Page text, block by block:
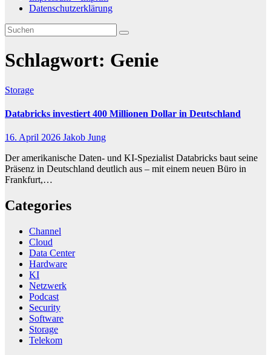
Datenschutzerklärung
Schlagwort: Genie
Storage
Databricks investiert 400 Millionen Dollar in Deutschland
16. April 2026 Jakob Jung
Der amerikanische Daten- und KI-Spezialist Databricks baut seine
Präsenz in Deutschland deutlich aus – mit einem neuen Büro in
Frankfurt,…
Categories
Channel
Cloud
Data Center
Hardware
KI
Netzwerk
Podcast
Security
Software
Storage
Telekom